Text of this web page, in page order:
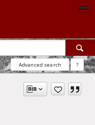
Advanced search ?